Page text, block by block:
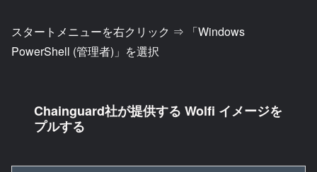
スタートメニューを右クリック ⇒ 「Windows
PowerShell (管理者)」を選択
Chainguard社が提供する Wolfi イメージを
プルする